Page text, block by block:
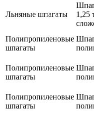
Льняные шпагаты
1,25
Полипропиленовые
шпагаты
Полипропиленовые
шпагаты
Полипропиленовые
шпагаты